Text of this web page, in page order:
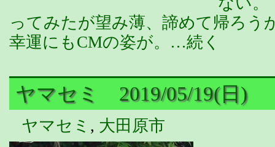
ってみたが望み薄、諦めて帰ろう
幸運にもCMの姿が。…続く
ヤマセミ 2019/05/19(日)
ヤマセミ , 大田原市